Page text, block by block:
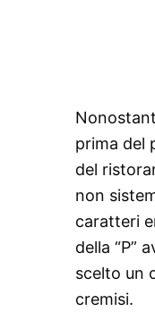
prima del
del
non
caratteri
della “P”
scelto un
cremisi.